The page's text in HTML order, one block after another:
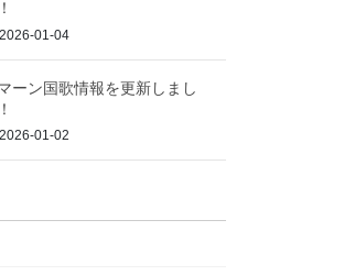
2026-01-04
ーン国歌情報を更新しまし
2026-01-02